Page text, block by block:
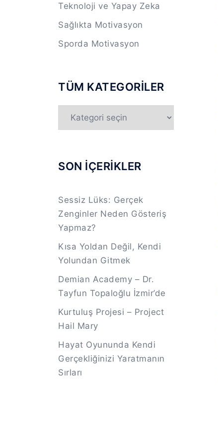
Teknoloji ve Yapay Zeka
Sağlıkta Motivasyon
Sporda Motivasyon
TÜM KATEGORİLER
KATEGORİLER
SON İÇERİKLER
Sessiz Lüks: Gerçek
Zenginler Neden Gösteriş
Yapmaz?
Kısa Yoldan Değil, Kendi
Yolundan Gitmek
Demian Academy – Dr.
Tayfun Topaloğlu İzmir’de
Kurtuluş Projesi – Project
Hail Mary
Hayat Oyununda Kendi
Gerçekliğinizi Yaratmanın
Sırları